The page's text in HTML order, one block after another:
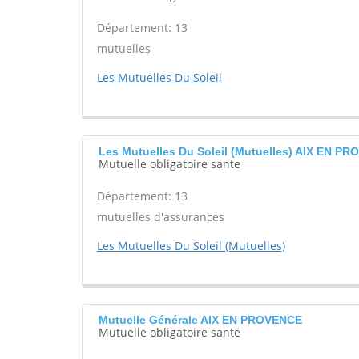
Département: 13
mutuelles
Les Mutuelles Du Soleil
Les Mutuelles Du Soleil (Mutuelles) AIX EN
Mutuelle obligatoire sante
Département: 13
mutuelles d'assurances
Les Mutuelles Du Soleil (Mutuelles)
Mutuelle Générale AIX EN PROVENCE
Mutuelle obligatoire sante